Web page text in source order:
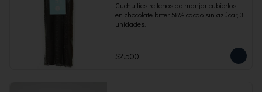
Cuchuflies rellenos de manjar cubiertos
en chocolate bitter 58% cacao sin azúcar, 3
unidades.
$2.500